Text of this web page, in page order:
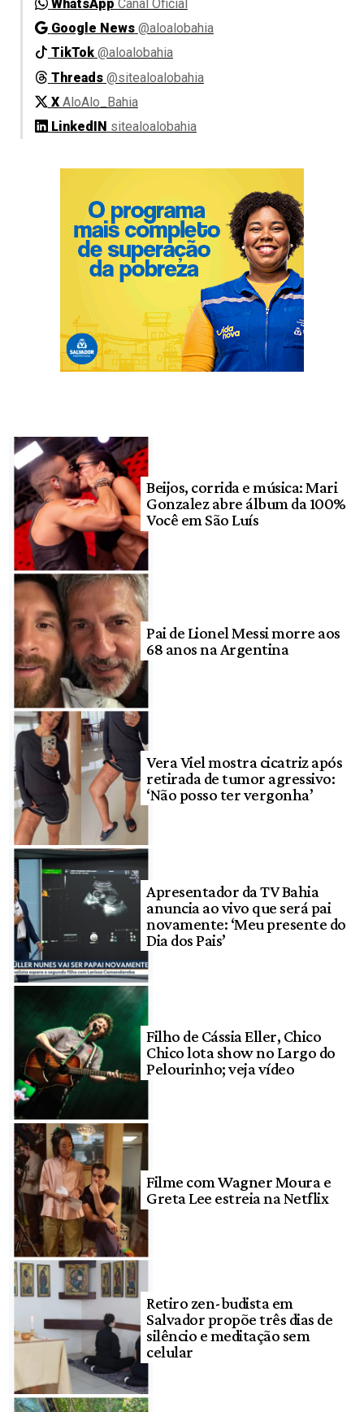
WhatsApp Canal Oficial
Google News @aloalobahia
TikTok @aloalobahia
Threads @sitealoalobahia
X AloAlo_Bahia
LinkedIN sitealoalobahia
Beijos, corrida e música: Mari
Gonzalez abre álbum da 100%
Você em São Luís
Pai de Lionel Messi morre aos
68 anos na Argentina
Vera Viel mostra cicatriz após
retirada de tumor agressivo:
‘Não posso ter vergonha’
Apresentador da TV Bahia
anuncia ao vivo que será pai
novamente: ‘Meu presente do
Dia dos Pais’
Filho de Cássia Eller, Chico
Chico lota show no Largo do
Pelourinho; veja vídeo
Filme com Wagner Moura e
Greta Lee estreia na Netflix
Retiro zen-budista em
Salvador propõe três dias de
silêncio e meditação sem
celular